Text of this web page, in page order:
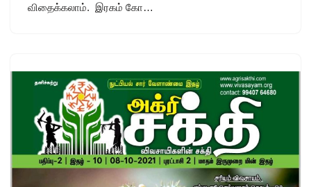
விதைக்கலாம். இரகம் கோ…